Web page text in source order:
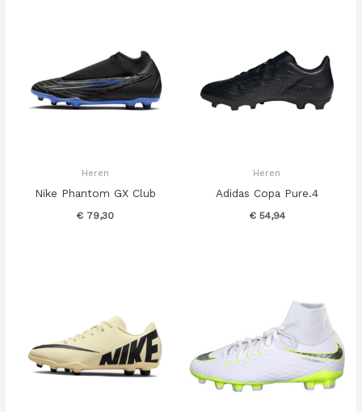
Heren
Nike Phantom GX Club
€ 79,30
Heren
Adidas Copa Pure.4
€54,94